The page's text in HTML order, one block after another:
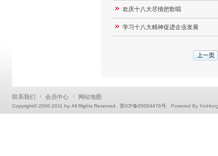
欢庆十八大尽情把歌唱
学习十八大精神促进企业发展
上一页
联系我们 会员中心 网站地图
Copyright© 2006-2011 hy. All Rights Reserved . 晋ICP备05004476号 Powered By